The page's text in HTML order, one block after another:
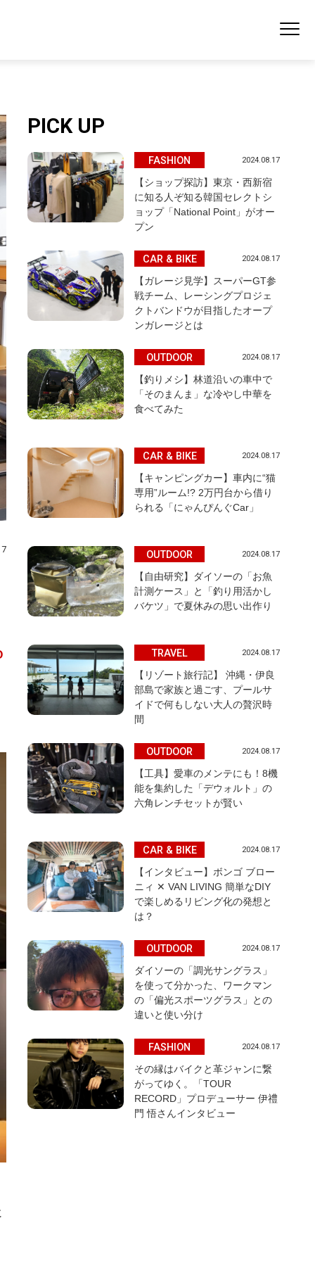
PICK UP
FASHION 2024.08.17
【ショップ探訪】東京・西新宿
に知る人ぞ知る韓国セレクトシ
ョップ「National Point」がオー
プン
CAR & BIKE 2024.08.17
【ガレージ見学】スーパーGT参
戦チーム、レーシングプロジェ
クトバンドウが目指したオープ
ンガレージとは
OUTDOOR 2024.08.17
【釣りメシ】林道沿いの車中で
「そのまんま」な冷やし中華を
食べてみた
CAR & BIKE 2024.08.17
【キャンピングカー】車内に“猫
専用”ルーム!? 2万円台から借り
られる「にゃんぴんぐCar」
OUTDOOR 2024.08.17
【自由研究】ダイソーの「お魚
計測ケース」と「釣り用活かし
バケツ」で夏休みの思い出作り
TRAVEL 2024.08.17
【リゾート旅行記】 沖縄・伊良
部島で家族と過ごす、プールサ
イドで何もしない大人の贅沢時
間
OUTDOOR 2024.08.17
【工具】愛車のメンテにも！8機
能を集約した「デウォルト」の
六角レンチセットが賢い
CAR & BIKE 2024.08.17
【インタビュー】ボンゴ ブロー
ニィ ✕ VAN LIVING 簡単なDIY
で楽しめるリビング化の発想と
は？
OUTDOOR 2024.08.17
ダイソーの「調光サングラス」
を使って分かった、ワークマン
の「偏光スポーツグラス」との
違いと使い分け
FASHION 2024.08.17
その縁はバイクと革ジャンに繋
がってゆく。「TOUR
RECORD」プロデューサー 伊禮
門 悟さんインタビュー